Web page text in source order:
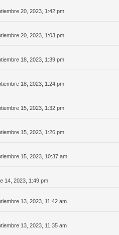
20, 2023, 1:42 pm
20, 2023, 1:03 pm
18, 2023, 1:39 pm
18, 2023, 1:24 pm
15, 2023, 1:32 pm
15, 2023, 1:26 pm
15, 2023, 10:37 am
14, 2023, 1:49 pm
13, 2023, 11:42 am
13, 2023, 11:35 am